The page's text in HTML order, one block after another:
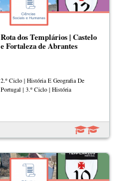
Rota dos Templários | Castelo
e Fortaleza de Abrantes
2.º Ciclo | História E Geografia De
Portugal | 3.º Ciclo | História